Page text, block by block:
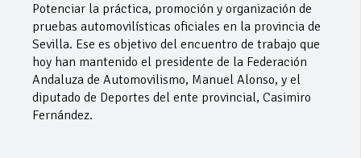
Potenciar la práctica, promoción y organización de
pruebas automovilísticas oficiales en la provincia de
Sevilla. Ese es objetivo del encuentro de trabajo que
hoy han mantenido el presidente de la Federación
Andaluza de Automovilismo, Manuel Alonso, y el
diputado de Deportes del ente provincial, Casimiro
Fernández.